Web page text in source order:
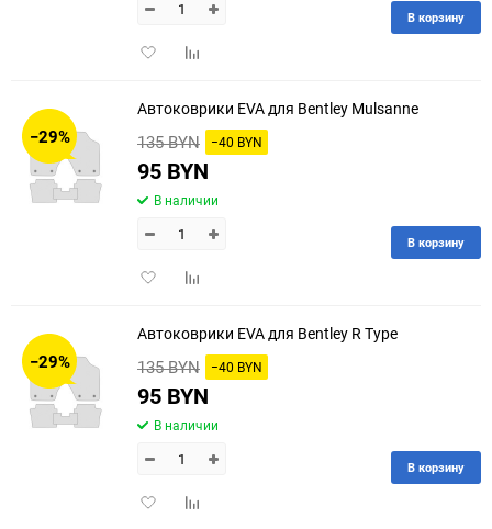
ДобавитьДобавить
В корзину
−29%
Автоковрики EVA для Bentley Mulsanne
135 BYN −40 BYN
95 BYN
В наличии
ДобавитьДобавить
В корзину
−29%
Автоковрики EVA для Bentley R Type
135 BYN −40 BYN
95 BYN
В наличии
ДобавитьДобавить
В корзину